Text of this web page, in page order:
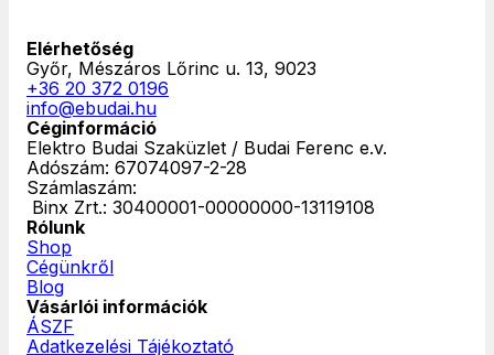
Elérhetőség
Győr, Mészáros Lőrinc u. 13, 9023
+36 20 372 0196
info@ebudai.hu
Céginformáció
Elektro Budai Szaküzlet / Budai Ferenc e.v.
Adószám: 67074097-2-28
Számlaszám:
‎ Binx Zrt.: 30400001-00000000-13119108
Rólunk
Shop
Cégünkről
Blog
Vásárlói információk
ÁSZF
Adatkezelési Tájékoztató